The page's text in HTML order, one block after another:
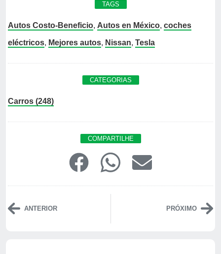
TAGS
Autos Costo-Beneficio, Autos en México, coches
eléctricos, Mejores autos, Nissan, Tesla
CATEGORIAS
Carros (248)
COMPARTILHE
ANTERIOR PRÓXIMO